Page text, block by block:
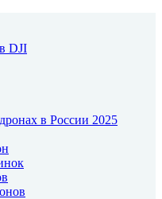
DJI
в России 2025